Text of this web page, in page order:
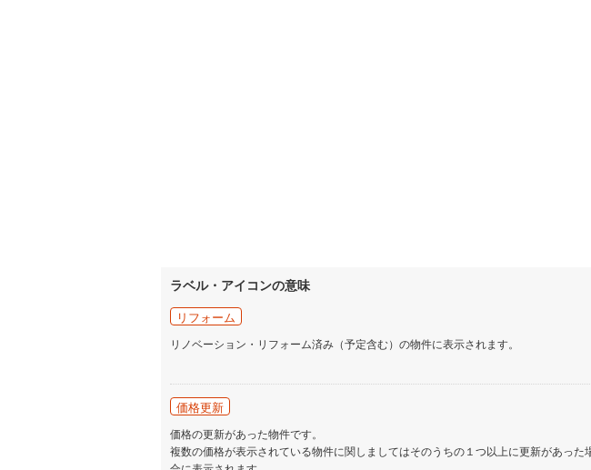
ラベル・アイコンの意味
リフォーム
リノベーション・リフォーム済み（予定含む）の物件に表示されます。
価格更新
価格の更新があった物件です。
複数の価格が表示されている物件に関しましてはそのうちの１つ以上に更新があった